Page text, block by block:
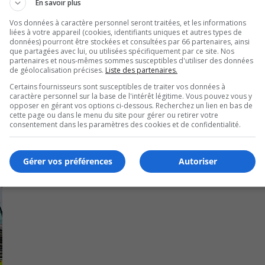
détails autour de l’accident.
reconstituer les faits et dégager les véhicules.
et le Service d’incendie ont été mobilisés sur place par
En savoir plus
Vos données à caractère personnel seront traitées, et les informations
liées à votre appareil (cookies, identifiants uniques et autres types de
données) pourront être stockées et consultées par 66 partenaires, ainsi
que partagées avec lui, ou utilisées spécifiquement par ce site. Nos
partenaires et nous-mêmes sommes susceptibles d'utiliser des données
de géolocalisation précises. Liste des partenaires.
Certains fournisseurs sont susceptibles de traiter vos données à
caractère personnel sur la base de l'intérêt légitime. Vous pouvez vous y
opposer en gérant vos options ci-dessous. Recherchez un lien en bas de
cette page ou dans le menu du site pour gérer ou retirer votre
consentement dans les paramètres des cookies et de confidentialité.
Autoriser
Gérer vos préférences